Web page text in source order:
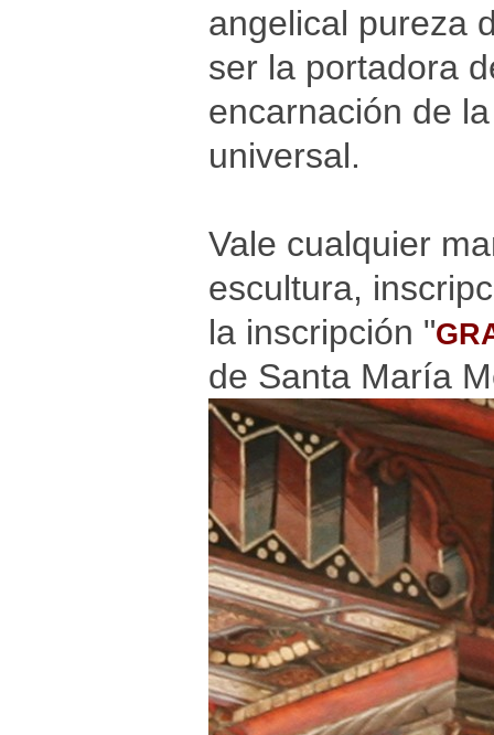
angelical pureza
ser la portadora
encarnación de
universal.
Vale cualquier
escultura,
la inscripción "
de Santa María